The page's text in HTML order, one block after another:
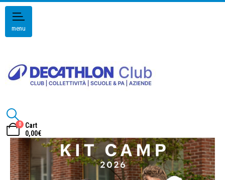
menu
0
Cart
0,00€